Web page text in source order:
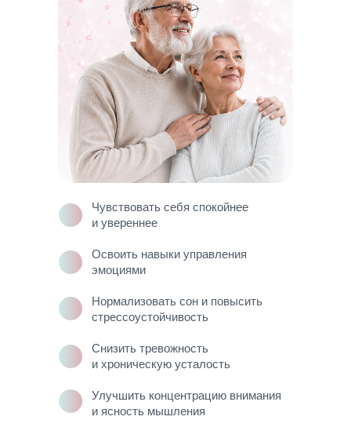
Чувствовать себя спокойнее
и увереннее
Освоить навыки управления
эмоциями
Нормализовать сон и повысить
стрессоустойчивость
Снизить тревожность
и хроническую усталость
Улучшить концентрацию внимания
и ясность мышления